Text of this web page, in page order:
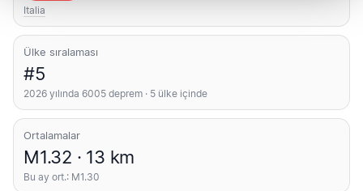
Italia
Ülke sıralaması
#5
2026 yılında 6005 deprem · 5 ülke içinde
Ortalamalar
M1.32 · 13 km
Bu ay ort.: M1.30